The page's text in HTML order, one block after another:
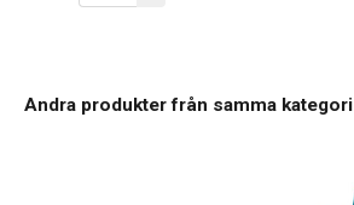
Andra produkter från samma kategori